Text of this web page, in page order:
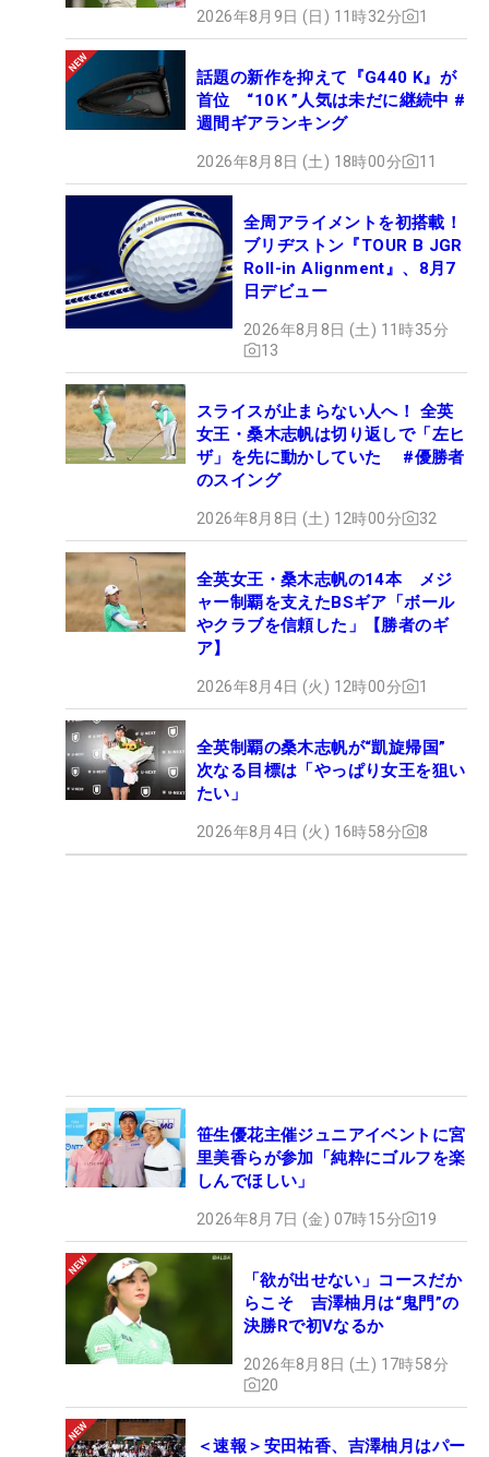
2026年8月9日 (日) 11時32分 1
話題の新作を抑えて『G440 K』が
首位 “10Ｋ”人気は未だに継続中 #
週間ギアランキング
2026年8月8日 (土) 18時00分 11
全周アライメントを初搭載！
ブリヂストン『TOUR B JGR
Roll-in Alignment』、8月7
日デビュー
2026年8月8日 (土) 11時35分
13
スライスが止まらない人へ！ 全英
女王・桑木志帆は切り返しで「左ヒ
ザ」を先に動かしていた #優勝者
のスイング
2026年8月8日 (土) 12時00分 32
全英女王・桑木志帆の14本 メジ
ャー制覇を支えたBSギア「ボール
やクラブを信頼した」【勝者のギ
ア】
2026年8月4日 (火) 12時00分 1
全英制覇の桑木志帆が“凱旋帰国”
次なる目標は「やっぱり女王を狙い
たい」
2026年8月4日 (火) 16時58分 8
笹生優花主催ジュニアイベントに宮
里美香らが参加「純粋にゴルフを楽
しんでほしい」
2026年8月7日 (金) 07時15分 19
「欲が出せない」コースだか
らこそ 吉澤柚月は“鬼門”の
決勝Rで初Vなるか
2026年8月8日 (土) 17時58分
20
＜速報＞安田祐香、吉澤柚月はパー